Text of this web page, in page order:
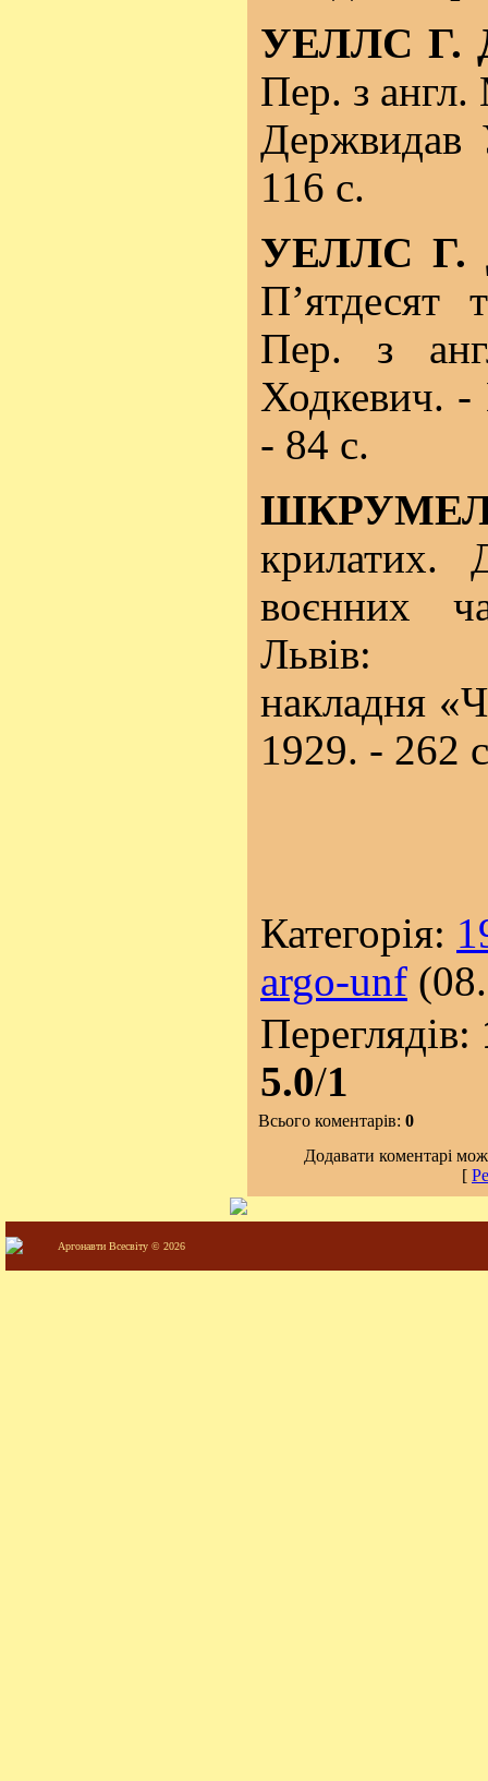
УЕЛЛС Г.
Пер. з
Держвидав
116 с.
УЕЛЛС Г.
П’ятдесят
Пер. з
Ходкевич. -
- 84 с.
крилатих.
воєнних
Львів:
накладня
1929. - 262
Категорія:
argo-unf
Переглядів:
5.0/1
Всього коментарів: 0
Додавати коментарі
[
Аргонавти Всесвіту © 2026